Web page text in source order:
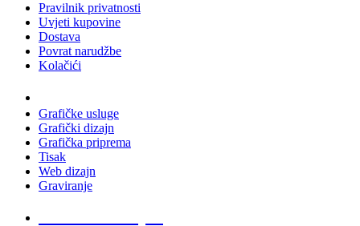
Pravilnik privatnosti
Uvjeti kupovine
Dostava
Povrat narudžbe
Kolačići
Grafičke usluge
Grafički dizajn
Grafička priprema
Tisak
Web dizajn
Graviranje